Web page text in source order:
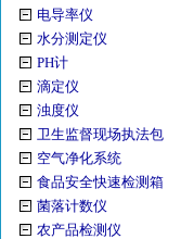
电导率仪
水分测定仪
PH计
滴定仪
浊度仪
卫生监督现场执法包
空气净化系统
食品安全快速检测箱
菌落计数仪
农产品检测仪